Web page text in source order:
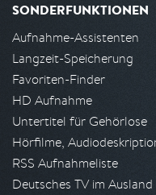
SONDERFUNKTIONEN
Aufnahme-Assistenten
Langzeit-Speicherung
Favoriten-Finder
HD Aufnahme
Untertitel für Gehörlose
Hörfilme,
RSS Aufnahmeliste
Deutsches TV im Ausland